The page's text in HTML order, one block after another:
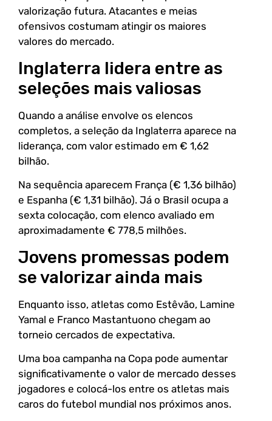
valorização futura. Atacantes e meias
ofensivos costumam atingir os maiores
valores do mercado.
Inglaterra lidera entre as
seleções mais valiosas
Quando a análise envolve os elencos
completos, a seleção da Inglaterra aparece na
liderança, com valor estimado em € 1,62
bilhão.
Na sequência aparecem França (€ 1,36 bilhão)
e Espanha (€ 1,31 bilhão). Já o Brasil ocupa a
sexta colocação, com elenco avaliado em
aproximadamente € 778,5 milhões.
Jovens promessas podem
se valorizar ainda mais
Enquanto isso, atletas como Estêvão, Lamine
Yamal e Franco Mastantuono chegam ao
torneio cercados de expectativa.
Uma boa campanha na Copa pode aumentar
significativamente o valor de mercado desses
jogadores e colocá-los entre os atletas mais
caros do futebol mundial nos próximos anos.